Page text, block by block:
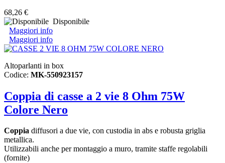
68,26 €
Disponibile
Maggiori info
Maggiori info
Altoparlanti in box
Codice: MK-550923157
Coppia di casse a 2 vie 8 Ohm 75W
Colore Nero
Coppia diffusori a due vie, con custodia in abs e robusta griglia
metallica.
Utilizzabili anche per montaggio a muro, tramite staffe regolabili
(fornite)